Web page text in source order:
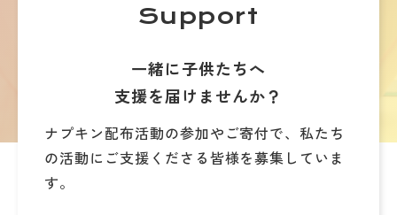
Support
一緒に子供たちへ
支援を届けませんか？
ナプキン配布活動の参加やご寄付で、私たち
の活動にご支援くださる皆様を募集していま
す。